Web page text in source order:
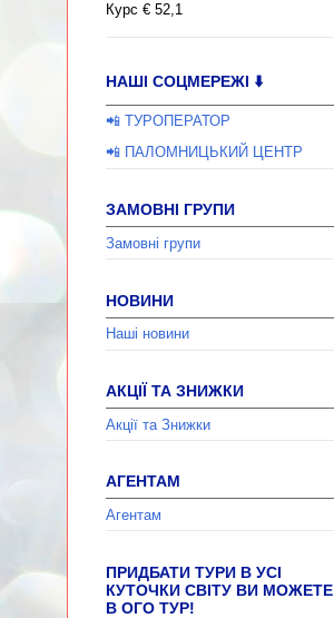
Курс € 52,1
НАШІ СОЦМЕРЕЖІ ⬇️
📲 ТУРОПЕРАТОР
📲 ПАЛОМНИЦЬКИЙ ЦЕНТР
ЗАМОВНІ ГРУПИ
Замовні групи
НОВИНИ
Наші новини
АКЦІЇ ТА ЗНИЖКИ
Акції та Знижки
АГЕНТАМ
Агентам
ПРИДБАТИ ТУРИ В УСІ
КУТОЧКИ СВІТУ ВИ МОЖЕТЕ
В ОГО ТУР!